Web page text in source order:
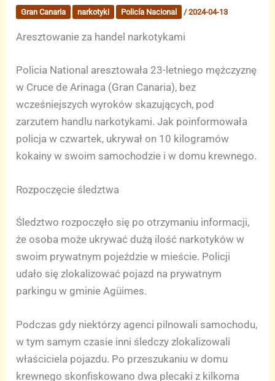
Gran Canaria narkotyki Policía Nacional /2024-04-13
Aresztowanie za handel narkotykami
Policia National aresztowała 23-letniego mężczyznę
w Cruce de Arinaga (Gran Canaria), bez
wcześniejszych wyroków skazujących, pod
zarzutem handlu narkotykami. Jak poinformowała
policja w czwartek, ukrywał on 10 kilogramów
kokainy w swoim samochodzie i w domu krewnego.
Rozpoczęcie śledztwa
Śledztwo rozpoczęło się po otrzymaniu informacji,
że osoba może ukrywać dużą ilość narkotyków w
swoim prywatnym pojeździe w mieście. Policji
udało się zlokalizować pojazd na prywatnym
parkingu w gminie Agüimes.
Podczas gdy niektórzy agenci pilnowali samochodu,
w tym samym czasie inni śledczy zlokalizowali
właściciela pojazdu. Po przeszukaniu w domu
krewnego skonfiskowano dwa plecaki z kilkoma